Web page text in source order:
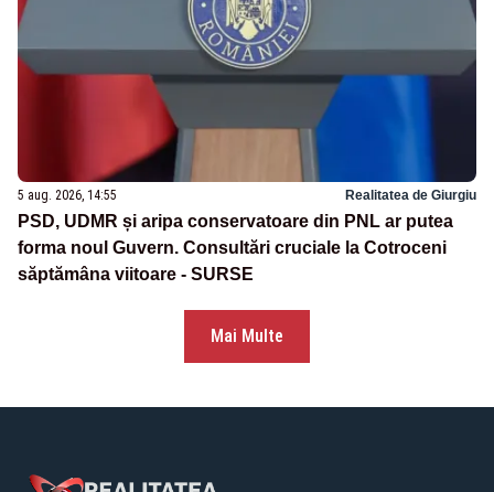
5 aug. 2026, 14:55 Realitatea de Giurgiu
PSD, UDMR și aripa conservatoare din PNL ar putea
forma noul Guvern. Consultări cruciale la Cotroceni
săptămâna viitoare - SURSE
Mai Multe